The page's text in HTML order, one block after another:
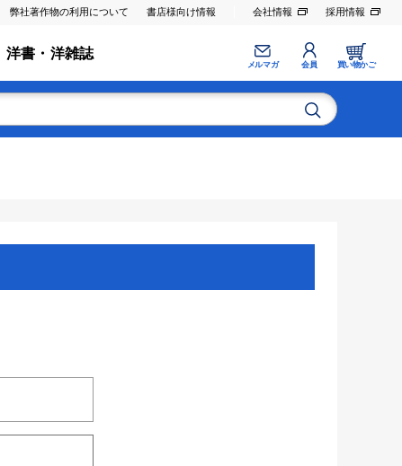
弊社著作物の利用について 書店様向け情報 会社情報 採用情報
洋書・洋雑誌
メルマガ 会員 買い物かご